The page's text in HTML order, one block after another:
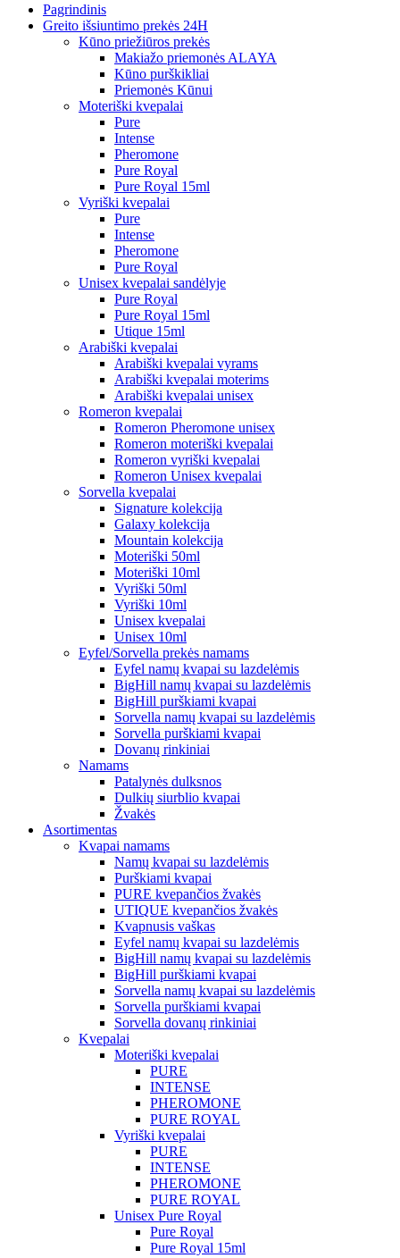
Pagrindinis
Greito išsiuntimo prekės 24H
Kūno priežiūros prekės
Makiažo priemonės ALAYA
Kūno purškikliai
Priemonės Kūnui
Moteriški kvepalai
Pure
Intense
Pheromone
Pure Royal
Pure Royal 15ml
Vyriški kvepalai
Pure
Intense
Pheromone
Pure Royal
Unisex kvepalai sandėlyje
Pure Royal
Pure Royal 15ml
Utique 15ml
Arabiški kvepalai
Arabiški kvepalai vyrams
Arabiški kvepalai moterims
Arabiški kvepalai unisex
Romeron kvepalai
Romeron Pheromone unisex
Romeron moteriški kvepalai
Romeron vyriški kvepalai
Romeron Unisex kvepalai
Sorvella kvepalai
Signature kolekcija
Galaxy kolekcija
Mountain kolekcija
Moteriški 50ml
Moteriški 10ml
Vyriški 50ml
Vyriški 10ml
Unisex kvepalai
Unisex 10ml
Eyfel/Sorvella prekės namams
Eyfel namų kvapai su lazdelėmis
BigHill namų kvapai su lazdelėmis
BigHill purškiami kvapai
Sorvella namų kvapai su lazdelėmis
Sorvella purškiami kvapai
Dovanų rinkiniai
Namams
Patalynės dulksnos
Dulkių siurblio kvapai
Žvakės
Asortimentas
Kvapai namams
Namų kvapai su lazdelėmis
Purškiami kvapai
PURE kvepančios žvakės
UTIQUE kvepančios žvakės
Kvapnusis vaškas
Eyfel namų kvapai su lazdelėmis
BigHill namų kvapai su lazdelėmis
BigHill purškiami kvapai
Sorvella namų kvapai su lazdelėmis
Sorvella purškiami kvapai
Sorvella dovanų rinkiniai
Kvepalai
Moteriški kvepalai
PURE
INTENSE
PHEROMONE
PURE ROYAL
Vyriški kvepalai
PURE
INTENSE
PHEROMONE
PURE ROYAL
Unisex Pure Royal
Pure Royal
Pure Royal 15ml